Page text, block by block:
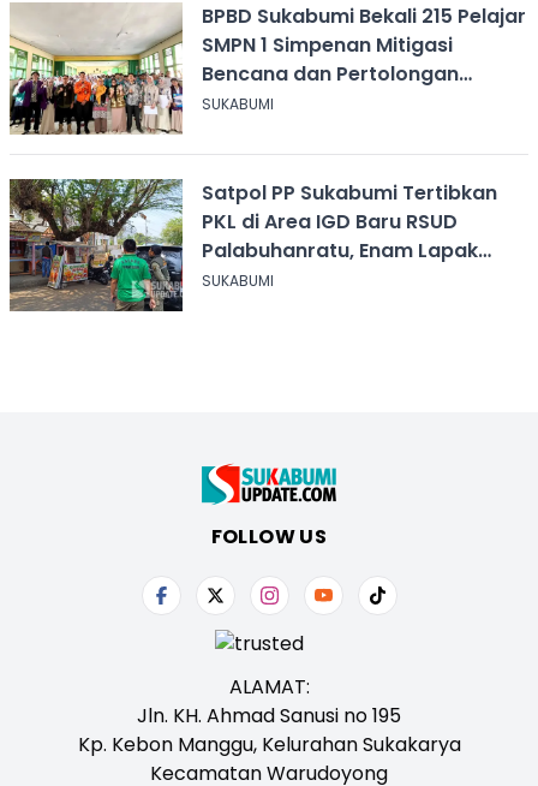
BPBD Sukabumi Bekali 215 Pelajar
SMPN 1 Simpenan Mitigasi
Bencana dan Pertolongan
Psikologis
SUKABUMI
Satpol PP Sukabumi Tertibkan
PKL di Area IGD Baru RSUD
Palabuhanratu, Enam Lapak
Dibongkar Mandiri
SUKABUMI
FOLLOW US
ALAMAT:
Jln. KH. Ahmad Sanusi no 195
Kp. Kebon Manggu, Kelurahan Sukakarya
Kecamatan Warudoyong